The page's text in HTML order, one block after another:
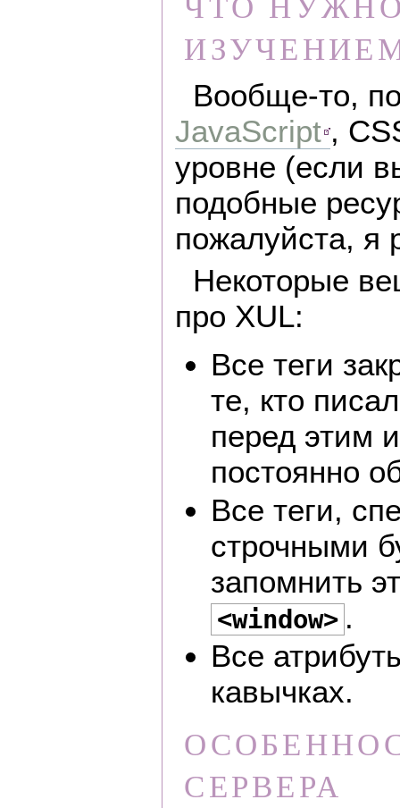
Вообще-то,
JavaScript ,
уровне (если
подобные
пожалуйста, я
Некоторые
про XUL:
Все теги
те, кто
перед этим
постоянно
Все теги,
строчными
запомнить
<window> .
Все
кавычках.
СЕРВЕРА